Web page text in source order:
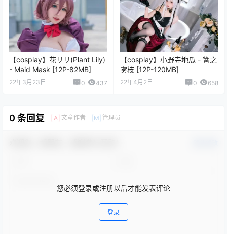
【cosplay】花リリ(Plant Lily)
- Maid Mask [12P-82MB]
22年3月23日 0 437
【cosplay】小野寺地瓜 - 篝之
雾枝 [12P-120MB]
22年4月2日 0 658
0 条回复 A 文章作者 M 管理员
您必须登录或注册以后才能发表评论
登录